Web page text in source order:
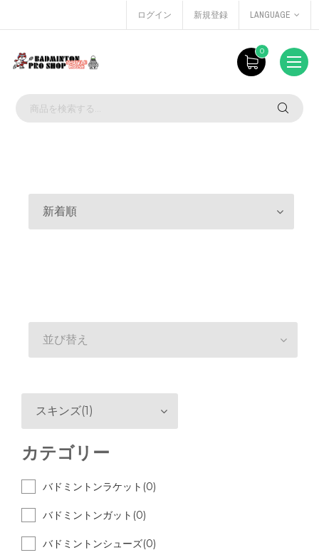
ログイン 新規登録 LANGUAGE
0
新着順
並び替え
スキンズ(1)
カテゴリー
バドミントンラケット(0)
バドミントンガット(0)
バドミントンシューズ(0)